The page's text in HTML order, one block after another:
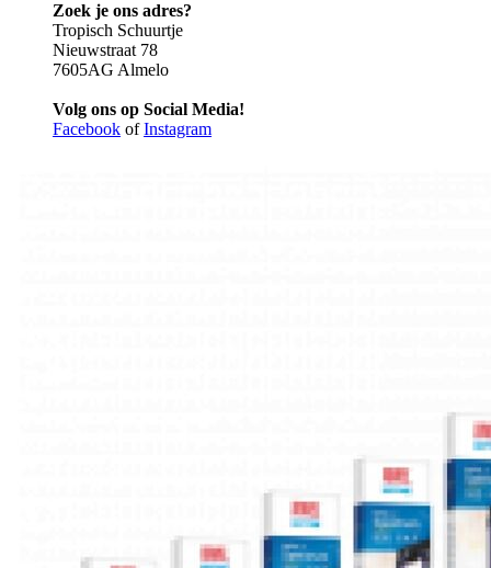
Zoek je ons adres?
Tropisch Schuurtje
Nieuwstraat 78
7605AG Almelo
Volg ons op Social Media!
Facebook ofInstagram